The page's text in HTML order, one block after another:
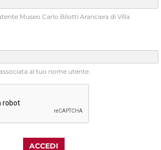
Museo Carlo Bilotti Aranciera di Villa
al tuo nome utente.